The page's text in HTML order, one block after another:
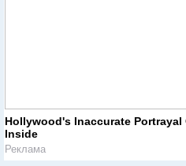
Hollywood's Inaccurate Portrayal
Inside
Реклама